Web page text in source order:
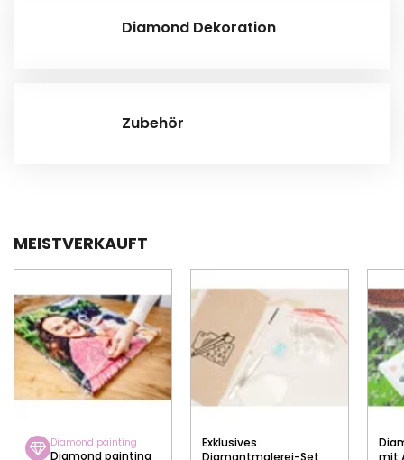
Diamond Dekoration
Zubehör
MEISTVERKAUFT
Diamond painting
Diamond painting
Exklusives
Diamantmalerei-Set
mit